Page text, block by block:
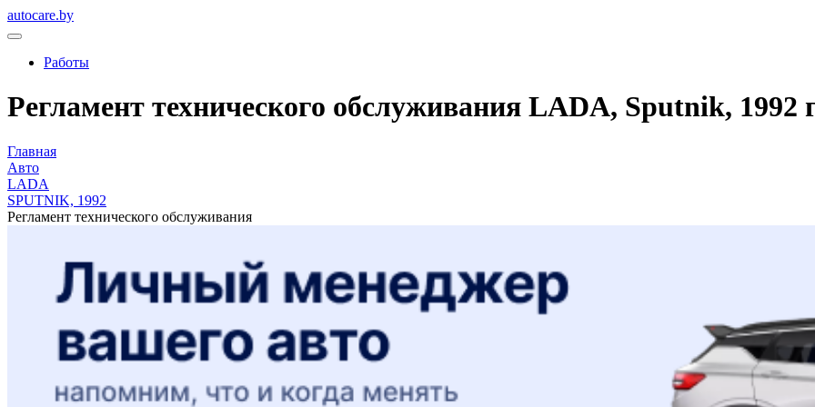
autocare.by
Работы
Регламент технического обслуживания LADA, Sputnik, 1992
Главная
Авто
LADA
SPUTNIK, 1992
Регламент технического обслуживания